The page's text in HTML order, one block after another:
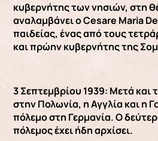
κυβερνήτης των νησιών, στη
αναλαμβάνει ο Cesare Maria
παιδείας, ένας από τους
και πρώην κυβερνήτης της
3 Σεπτεμβρίου 1939: Μετά και
στην Πολωνία, η Αγγλία και η
πόλεμο στη Γερμανία. Ο
πόλεμος έχει ήδη αρχίσει.